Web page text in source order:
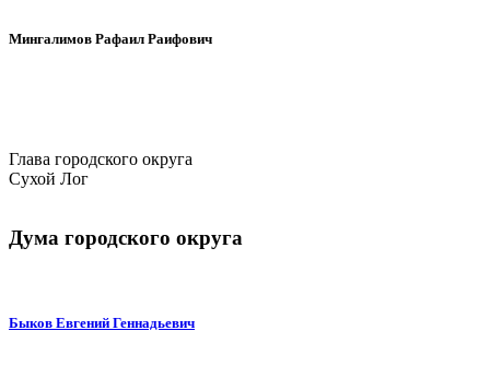
Мингалимов Рафаил Раифович
Глава городского округа
Сухой Лог
Дума городского округа
Быков Евгений Геннадьевич